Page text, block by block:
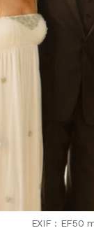
EXIF : EF50